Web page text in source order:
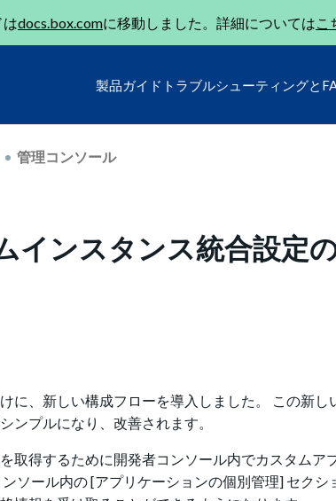
docs.box.comに移動しました。詳細についてはこ
製品ガイド トラブルシューティングと
管理コンソール
インスタンス統合設定
に、新しい構成フローを導入しました。 この新し
ンプルになり、改善されます。
取得するために開発者コンソール内でカスタムア
ソール内の [アプリケーションの個別管理] セクシ